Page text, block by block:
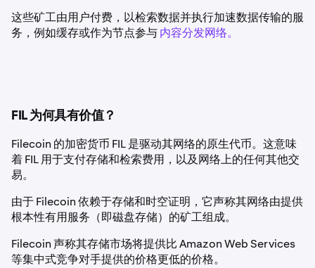
这些矿工由用户付费，以检索数据并执行加速数据传输的服
务，例如缓存或作为节点参与内容分发网络。
FIL 为何具有价值？
Filecoin 的加密货币 FIL 是驱动其网络的原生代币。这意味
着 FIL 用于支付存储和检索费用，以及网络上的任何其他交
易。
由于 Filecoin 依赖于存储和时空证明，它声称其网络由提供
根本性有用服务（即磁盘存储）的矿工组成。
Filecoin 声称其存储市场将提供比 Amazon Web Services
等集中式竞争对手提供的价格更低的价格。